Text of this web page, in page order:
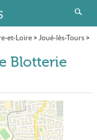
et-Loire> Joué-lès-Tours>
Blotterie